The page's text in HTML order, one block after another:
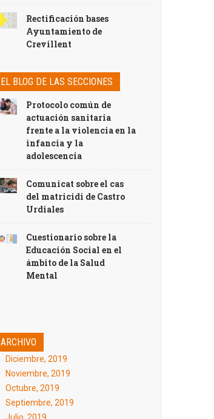
Rectificación bases
Ayuntamiento de
Crevillent
EL BLOG DE LAS SECCIONES
Protocolo común de
actuación sanitaria
frente a la violencia en la
infancia y la
adolescencia
Comunicat sobre el cas
del matricidi de Castro
Urdiales
Cuestionario sobre la
Educación Social en el
ámbito de la Salud
Mental
ARCHIVO
Diciembre, 2019
Noviembre, 2019
Octubre, 2019
Septiembre, 2019